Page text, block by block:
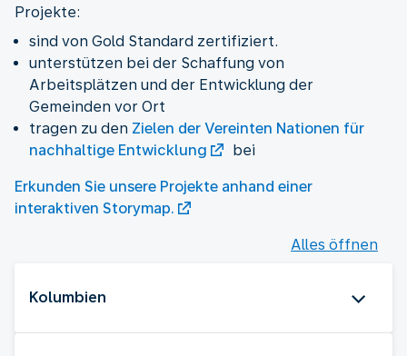
Projekte:
sind von Gold Standard zertifiziert.
unterstützen bei der Schaffung von
Arbeitsplätzen und der Entwicklung der
Gemeinden vor Ort
tragen zu den Zielen der Vereinten Nationen für
nachhaltige Entwicklung
bei
Erkunden Sie unsere Projekte anhand einer
interaktiven Storymap.
Alles öffnen
Kolumbien